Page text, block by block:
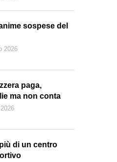
sospese del
2026
paga,
ma non conta
di un centro